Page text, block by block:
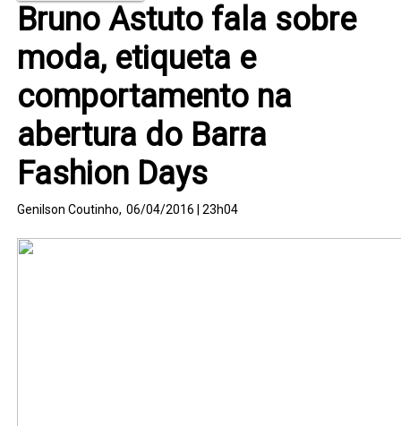
Bruno Astuto fala sobre
moda, etiqueta e
comportamento na
abertura do Barra
Fashion Days
Genilson Coutinho, 06/04/2016 | 23h04